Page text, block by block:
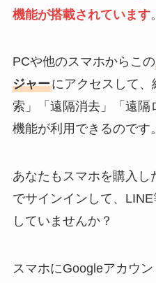
機能が搭載されています。
PCや他のスマホからこの
ジャーにアクセスして
索」「遠隔消去」「遠隔
機能が利用できるのです。
あなたもスマホを購入し
でサインインして、
していませんか？
スマホにGoogleアカウ